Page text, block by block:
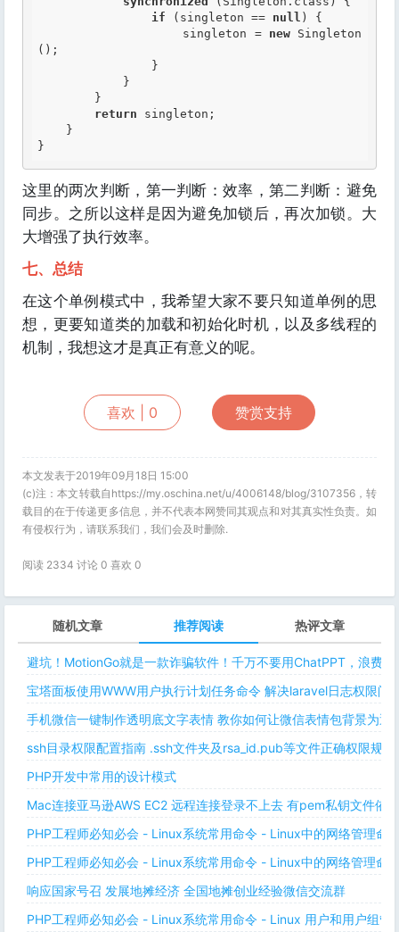
if (singleton == null ) {
                    singleton =
new Singleton
();
return singleton;
}
这里的两次判断，第一判断：效率，第二判断：避免
同步。之所以这样是因为避免加锁后，再次加锁。大
大增强了执行效率。
七、总结
在这个单例模式中，我希望大家不要只知道单例的思
想，更要知道类的加载和初始化时机，以及多线程的
机制，我想这才是真正有意义的呢。
喜欢 | 0 赞赏支持
本文发表于2019年09月18日 15:00
(c)注：本文转载自https://my.oschina.net/u/4006148/blog/3107356，转
载目的在于传递更多信息，并不代表本网赞同其观点和对其真实性负责。如
有侵权行为，请联系我们，我们会及时删除.
阅读 2334 讨论 0 喜欢 0
随机文章 推荐阅读 热评文章
避坑！MotionGo就是一款诈骗软件！千万不要用ChatPPT，浪费时
宝塔面板使用WWW用户执行计划任务命令 解决laravel日志权限问
手机微信一键制作透明底文字表情 教你如何让微信表情包背景为
ssh目录权限配置指南 .ssh文件夹及rsa_id.pub等文件正确权限规则
PHP开发中常用的设计模式
Mac连接亚马逊AWS EC2 远程连接登录不上去 有pem私钥文件依
PHP工程师必知必会 - Linux系统常用命令 - Linux中的网络管理命
PHP工程师必知必会 - Linux系统常用命令 - Linux中的网络管理命
响应国家号召 发展地摊经济 全国地摊创业经验微信交流群
PHP工程师必知必会 - Linux系统常用命令 - Linux 用户和用户组管